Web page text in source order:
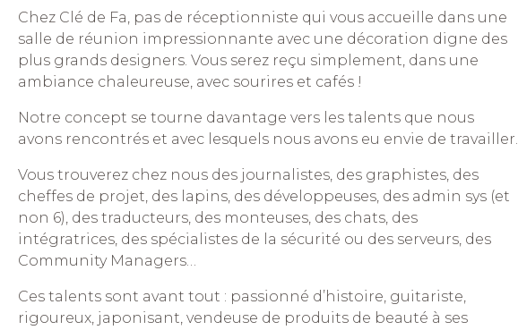
Chez Clé de Fa, pas de réceptionniste qui vous accueille dans une
salle de réunion impressionnante avec une décoration digne des
plus grands designers. Vous serez reçu simplement, dans une
ambiance chaleureuse, avec sourires et cafés !
Notre concept se tourne davantage vers les talents que nous
avons rencontrés et avec lesquels nous avons eu envie de travailler.
Vous trouverez chez nous des journalistes, des graphistes, des
cheffes de projet, des lapins, des développeuses, des admin sys (et
non 6), des traducteurs, des monteuses, des chats, des
intégratrices, des spécialistes de la sécurité ou des serveurs, des
Community Managers…
Ces talents sont avant tout : passionné d’histoire, guitariste,
rigoureux, japonisant, vendeuse de produits de beauté à ses